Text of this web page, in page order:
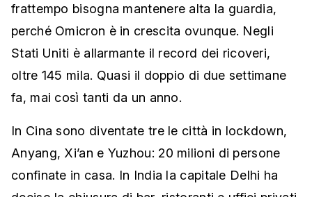
frattempo bisogna mantenere alta la guardia,
perché Omicron è in crescita ovunque. Negli
Stati Uniti è allarmante il record dei ricoveri,
oltre 145 mila. Quasi il doppio di due settimane
fa, mai così tanti da un anno.
In Cina sono diventate tre le città in lockdown,
Anyang, Xi’an e Yuzhou: 20 milioni di persone
confinate in casa. In India la capitale Delhi ha